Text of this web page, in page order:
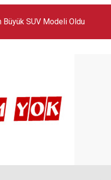
Büyük SUV Modeli Oldu